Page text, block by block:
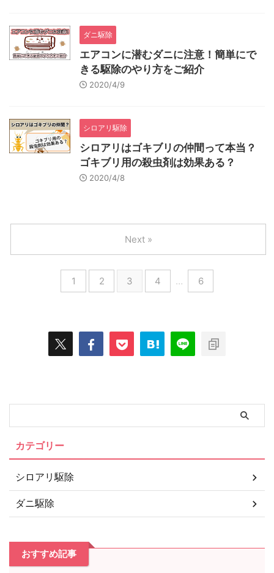
ダニ駆除
エアコンに潜むダニに注意！簡単にで
きる駆除のやり方をご紹介
2020/4/9
シロアリ駆除
シロアリはゴキブリの仲間って本当？
ゴキブリ用の殺虫剤は効果ある？
2020/4/8
1 2 3 4 … 6
Next »
カテゴリー
シロアリ駆除
ダニ駆除
おすすめ記事